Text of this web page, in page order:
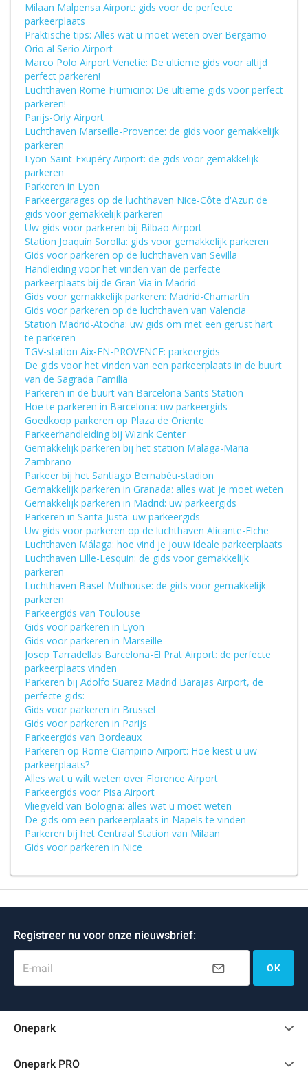
Milaan Malpensa Airport: gids voor de perfecte
parkeerplaats
Praktische tips: Alles wat u moet weten over Bergamo
Orio al Serio Airport
Marco Polo Airport Venetië: De ultieme gids voor altijd
perfect parkeren!
Luchthaven Rome Fiumicino: De ultieme gids voor perfect
parkeren!
Parijs-Orly Airport
Luchthaven Marseille-Provence: de gids voor gemakkelijk
parkeren
Lyon-Saint-Exupéry Airport: de gids voor gemakkelijk
parkeren
Parkeren in Lyon
Parkeergarages op de luchthaven Nice-Côte d'Azur: de
gids voor gemakkelijk parkeren
Uw gids voor parkeren bij Bilbao Airport
Station Joaquín Sorolla: gids voor gemakkelijk parkeren
Gids voor parkeren op de luchthaven van Sevilla
Handleiding voor het vinden van de perfecte
parkeerplaats bij de Gran Vía in Madrid
Gids voor gemakkelijk parkeren: Madrid-Chamartín
Gids voor parkeren op de luchthaven van Valencia
Station Madrid-Atocha: uw gids om met een gerust hart
te parkeren
TGV-station Aix-EN-PROVENCE: parkeergids
De gids voor het vinden van een parkeerplaats in de buurt
van de Sagrada Familia
Parkeren in de buurt van Barcelona Sants Station
Hoe te parkeren in Barcelona: uw parkeergids
Goedkoop parkeren op Plaza de Oriente
Parkeerhandleiding bij Wizink Center
Gemakkelijk parkeren bij het station Malaga-Maria
Zambrano
Parkeer bij het Santiago Bernabéu-stadion
Gemakkelijk parkeren in Granada: alles wat je moet weten
Gemakkelijk parkeren in Madrid: uw parkeergids
Parkeren in Santa Justa: uw parkeergids
Uw gids voor parkeren op de luchthaven Alicante-Elche
Luchthaven Málaga: hoe vind je jouw ideale parkeerplaats
Luchthaven Lille-Lesquin: de gids voor gemakkelijk
parkeren
Luchthaven Basel-Mulhouse: de gids voor gemakkelijk
parkeren
Parkeergids van Toulouse
Gids voor parkeren in Lyon
Gids voor parkeren in Marseille
Josep Tarradellas Barcelona-El Prat Airport: de perfecte
parkeerplaats vinden
Parkeren bij Adolfo Suarez Madrid Barajas Airport, de
perfecte gids:
Gids voor parkeren in Brussel
Gids voor parkeren in Parijs
Parkeergids van Bordeaux
Parkeren op Rome Ciampino Airport: Hoe kiest u uw
parkeerplaats?
Alles wat u wilt weten over Florence Airport
Parkeergids voor Pisa Airport
Vliegveld van Bologna: alles wat u moet weten
De gids om een parkeerplaats in Napels te vinden
Parkeren bij het Centraal Station van Milaan
Gids voor parkeren in Nice
Registreer nu voor onze nieuwsbrief:
E-mail OK
Onepark
Onepark PRO